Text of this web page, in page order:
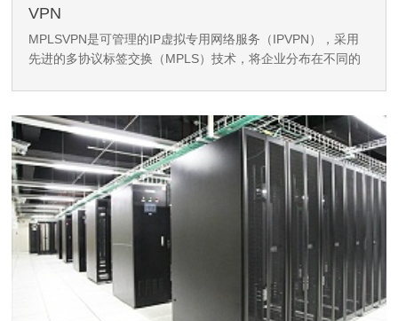
VPN
MPLSVPN是可管理的IP虚拟专用网络服务（IPVPN），采用
先进的多协议标签交换（MPLS）技术，将企业分布在不同的
具服务品质（QOS）保证。